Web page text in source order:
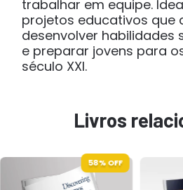
trabalhar em equipe.
projetos educativos que
desenvolver habilidades
e preparar jovens para
século XXI.
Livros
58% OFF